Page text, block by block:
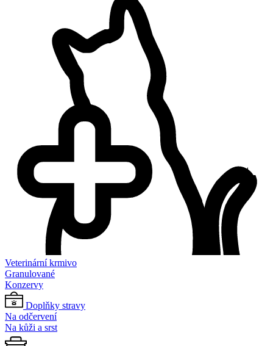
Veterinární krmivo
Granulované
Konzervy
Doplňky stravy
Na odčervení
Na kůži a srst